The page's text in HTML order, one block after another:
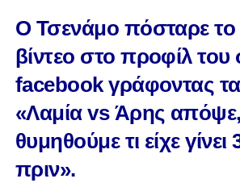
Ο Τσενάμο πόσταρε
βίντεο στο προφίλ του
facebook γράφοντας
«Λαμία vs Άρης
θυμηθούμε τι είχε γίνει
πριν».